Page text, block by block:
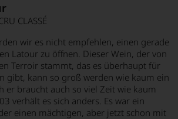
CLASSÉ
wir es nicht empfehlen, einen gerade
Latour zu öffnen. Dieser Wein, der von
Terroir stammt, das es überhaupt für
gibt, kann so groß werden wie kaum ein
er braucht auch so viel Zeit wie kaum
verhält es sich anders. Es war ein
einen mächtigen, aber jetzt schon mit